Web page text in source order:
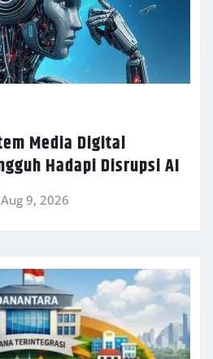
Media Digital
Hadapi Disrupsi AI
Aug 9, 2026